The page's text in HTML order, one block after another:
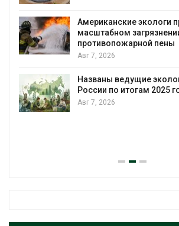
Американские экологи
масштабном
противопожарной пены
Авг 7, 2026
Названы ведущие
России по итогам 2025
Авг 7, 2026